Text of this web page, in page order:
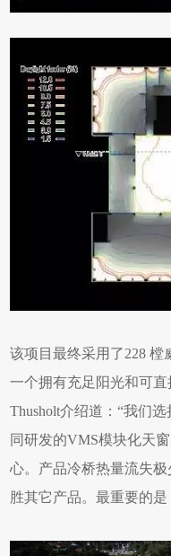
该项目最终采用了228 樘
一个拥有充足阳光和可
Thusholt介绍道：“我们
同研发的VMS模块化天
心。产品冷桥热量流失
胜其它产品。最重要的